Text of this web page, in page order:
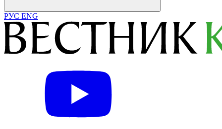
РУС ENG